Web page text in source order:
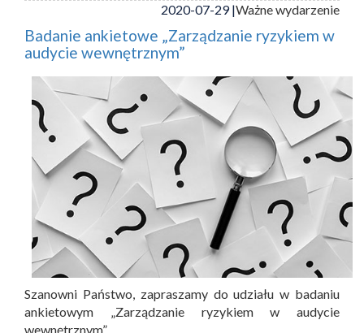
2020-07-29 |Ważne wydarzenie
Badanie ankietowe „Zarządzanie ryzykiem w
audycie wewnętrznym”
Szanowni Państwo, zapraszamy do udziału w badaniu
ankietowym „Zarządzanie ryzykiem w audycie
wewnętrznym”.